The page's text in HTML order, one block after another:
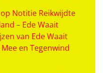
Notitie Reikwijdte
– Ede Waait
van Ede Waait
en Tegenwind